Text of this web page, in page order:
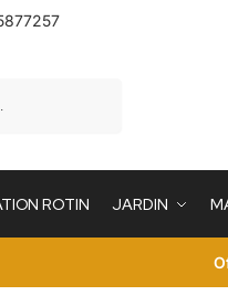
ROTIN JARDIN